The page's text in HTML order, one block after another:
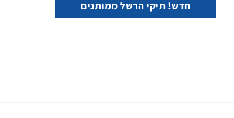
חדש! תיקי הרשל ממותגים